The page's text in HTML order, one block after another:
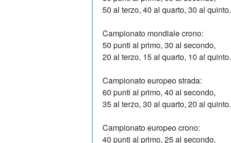
50 al terzo, 40 al quarto, 30 al quinto.
Campionato mondiale crono:
50 punti al primo, 30 al secondo,
20 al terzo, 15 al quarto, 10 al quinto.
Campionato europeo strada:
60 punti al primo, 40 al secondo,
35 al terzo, 30 al quarto, 20 al quinto.
Campionato europeo crono:
40 punti al primo, 25 al secondo,